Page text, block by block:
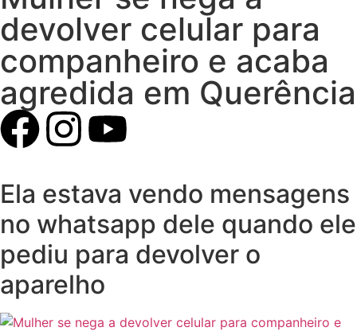
devolver celular para
companheiro e acaba
agredida em Querência
Ela estava vendo mensagens
no whatsapp dele quando ele
pediu para devolver o
aparelho